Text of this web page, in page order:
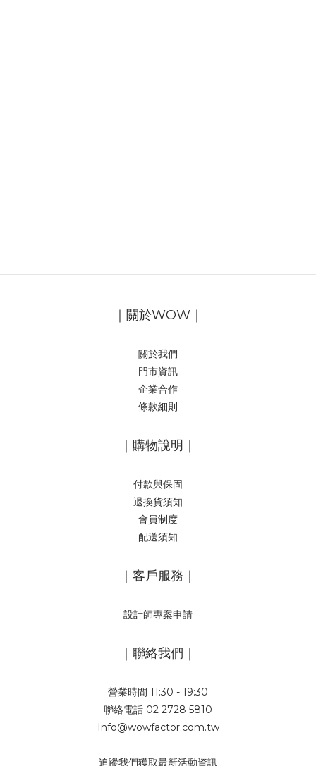
｜關於WOW｜
關於我們
門市資訊
企業合作
條款細則
｜購物說明｜
付款與保固
退換貨須知
會員制度
配送須知
｜客戶服務｜
設計師專案申請
｜聯絡我們｜
營業時間 11:30 - 19:30
聯絡電話 02 2728 5810
Info@wowfactor.com.tw
追蹤我們獲取最新活動資訊